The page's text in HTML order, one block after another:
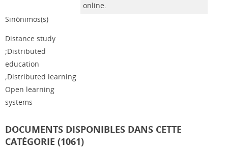
online.
Sinónimos(s)
Distance study
;Distributed
education
;Distributed learning
Open learning
systems
DOCUMENTS DISPONIBLES DANS CETTE
CATÉGORIE (1061)